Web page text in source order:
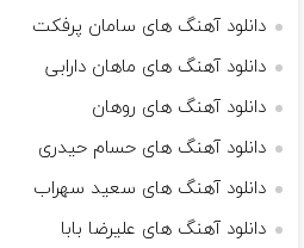
دانلود آهنگ های سامان پرفکت
دانلود آهنگ های ماهان دارابی
دانلود آهنگ های روهان
دانلود آهنگ های حسام حیدری
دانلود آهنگ های سعید سهراب
دانلود آهنگ های علیرضا بابا